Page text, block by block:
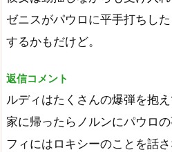
ゼニスがパウロに平手打ちし
するかもだけど。
返信コメント
ルディはたくさんの爆弾を抱え
家に帰ったらノルンにパウロ
フィにはロキシーのことを話さ